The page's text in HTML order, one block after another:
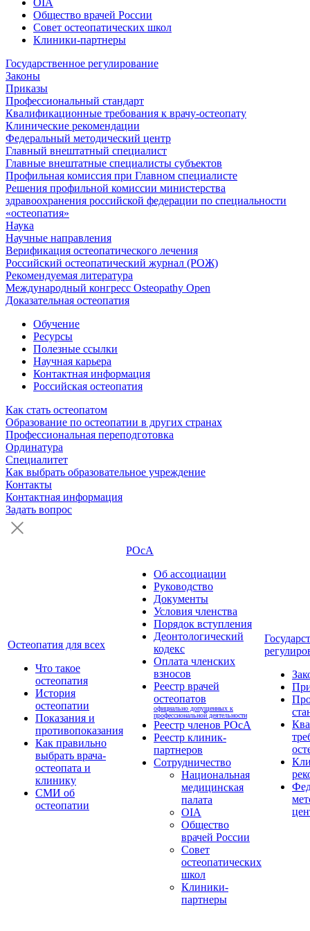
OIA
Общество врачей России
Совет остеопатических школ
Клиники-партнеры
Государственное регулирование
Законы
Приказы
Профессиональный стандарт
Квалификационные требования к врачу-остеопату
Клинические рекомендации
Федеральный методический центр
Главный внештатный специалист
Главные внештатные специалисты субъектов
Профильная комиссия при Главном специалисте
Решения профильной комиссии министерства
здравоохранения российской федерации по специальности
«остеопатия»
Наука
Научные направления
Верификация остеопатического лечения
Российский остеопатический журнал (РОЖ)
Рекомендуемая литература
Международный конгресс Osteopathy Open
Доказательная остеопатия
Обучение
Ресурсы
Полезные ссылки
Научная карьера
Контактная информация
Российская остеопатия
Как стать остеопатом
Образование по остеопатии в других странах
Профессиональная переподготовка
Ординатура
Специалитет
Как выбрать образовательное учреждение
Контакты
Контактная информация
Задать вопрос
Остеопатия для всех
Что такое
остеопатия
История
остеопатии
Показания и
противопоказания
Как правильно
выбрать врача-
остеопата и
клинику
СМИ об
остеопатии
РОсА
Об ассоциации
Руководство
Документы
Условия членства
Порядок вступления
Деонтологический
кодекс
Оплата членских
взносов
Реестр врачей
остеопатов
официально допущенных к
профессиональной деятельности
Реестр членов РОсА
Реестр клиник-
партнеров
Сотрудничество
Национальная
медицинская
палата
OIA
Общество
врачей России
Совет
остеопатических
школ
Клиники-
партнеры